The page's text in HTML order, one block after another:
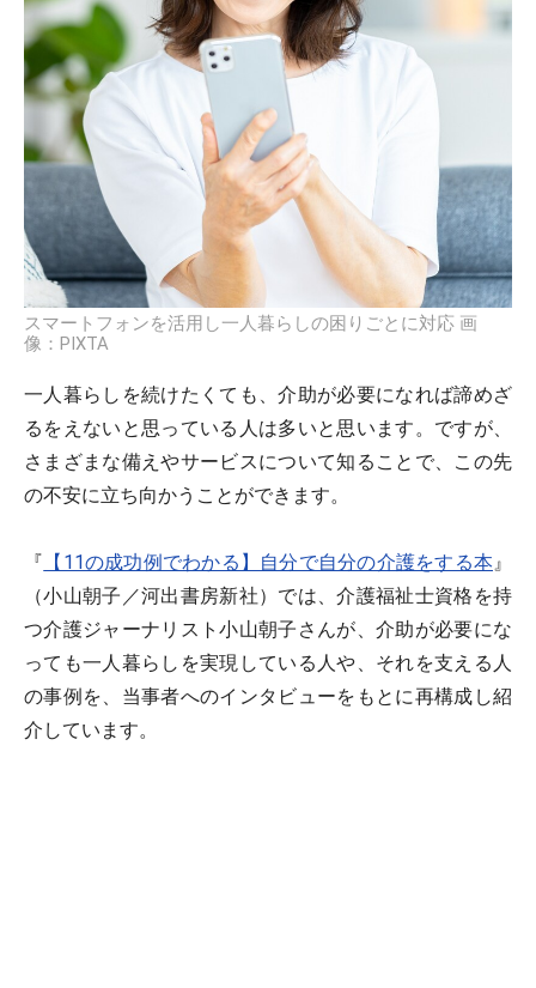
スマートフォンを活用し一人暮らしの困りごとに対応 画
像：PIXTA
一人暮らしを続けたくても、介助が必要になれば諦めざ
るをえないと思っている人は多いと思います。ですが、
さまざまな備えやサービスについて知ることで、この先
の不安に立ち向かうことができます。
『 【11の成功例でわかる】自分で自分の介護をする本』
（小山朝子／河出書房新社）では、介護福祉士資格を持
つ介護ジャーナリスト小山朝子さんが、介助が必要にな
っても一人暮らしを実現している人や、それを支える人
の事例を、当事者へのインタビューをもとに再構成し紹
介しています。